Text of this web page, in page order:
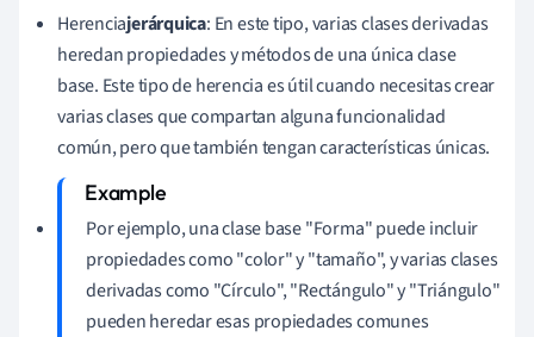
Herenciajerárquica: En este tipo, varias clases derivadas
heredan propiedades y métodos de una única clase
base. Este tipo de herencia es útil cuando necesitas crear
varias clases que compartan alguna funcionalidad
común, pero que también tengan características únicas.
Por ejemplo, una clase base "Forma" puede incluir
propiedades como "color" y "tamaño", y varias clases
derivadas como "Círculo", "Rectángulo" y "Triángulo"
pueden heredar esas propiedades comunes